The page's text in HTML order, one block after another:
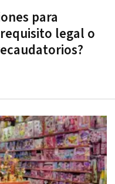
para
legal o